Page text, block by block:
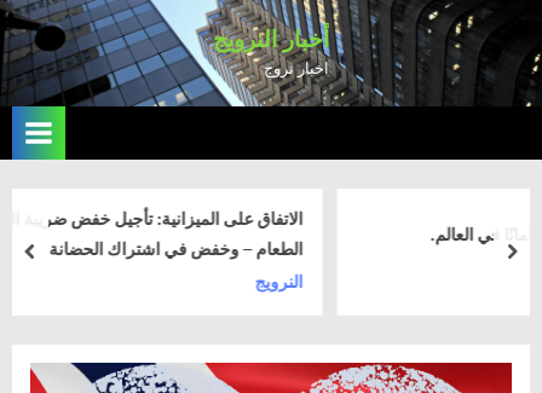
to
content
أخبار النرويج
اخبار نروج
الاتفاق على الميزانية: تأجيل خفض ضريبة القيمة المضافة
الطعام – وخفض في اشتراك الحضانة
next